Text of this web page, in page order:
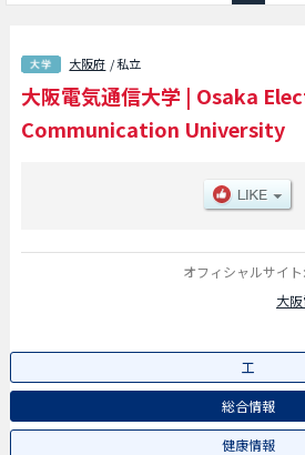
合情報学部や健康情報学部や情報通信工学部や
別情報や、募集定員や合格者数など入試情報、
人留学生に必要な情報を掲載しているので是非
大阪府 / 私立
大阪電気通信大学 | Osaka
Communication University
オフィシャルサイト:
大
工
総合情報
健康情報